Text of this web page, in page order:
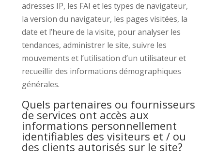
adresses IP, les FAI et les types de navigateur,
la version du navigateur, les pages visitées, la
date et l’heure de la visite, pour analyser les
tendances, administrer le site, suivre les
mouvements et l’utilisation d’un utilisateur et
recueillir des informations démographiques
générales.
Quels partenaires ou fournisseurs
de services ont accès aux
informations personnellement
identifiables des visiteurs et / ou
des clients autorisés sur le site?